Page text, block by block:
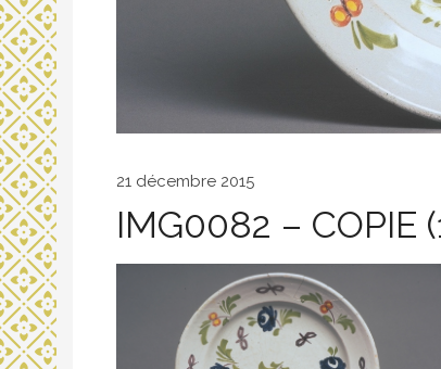
21 décembre 2015
IMG0082 – COPIE